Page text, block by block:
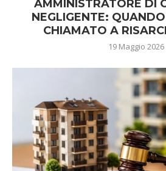
AMMINISTRATORE DI
NEGLIGENTE:
CHIAMATO A
19 Maggio 2026